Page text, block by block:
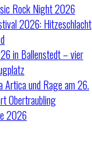
Rock Night 2026
2026: Hitzeschlacht
in Ballenstedt – vier
Artica und Rage am 26.
Obertraubling
2026